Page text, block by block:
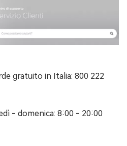
gratuito in Italia: 800 222
- domenica: 8:00 - 20:00